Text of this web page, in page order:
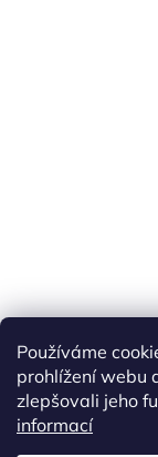
Používáme
prohlížení webu
zlepšovali jeho
informací